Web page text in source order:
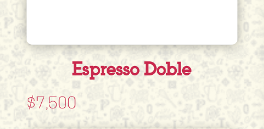
Espresso Doble
$7,500